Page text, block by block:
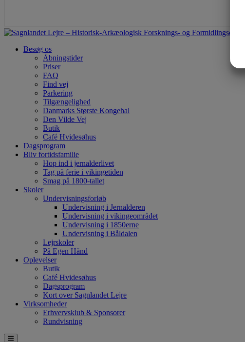
Besøg os
Åbningstider
Priser
FAQ
Find vej
Parkering
Tilgængelighed
Danmarks Største Kongehal
Den Vilde Vej
Butik
Café Hvidesøhus
Dagsprogram
Bliv fortidsfamilie
Hop ind i jernalderlivet
Tag på ferie i vikingetiden
Smag på 1800-tallet
Skoler
Undervisningsforløb
Undervisning i Jernalderen
Undervisning i vikingeområdet
Undervisning i 1850erne
Undervisning i Båldalen
Lejrskoler
På Egen Hånd
Oplevelser
Butik
Café Hvidesøhus
Dagsprogram
Kort over Sagnlandet Lejre
Virksomheder
Erhvervsklub & Sponsorer
Rundvisning